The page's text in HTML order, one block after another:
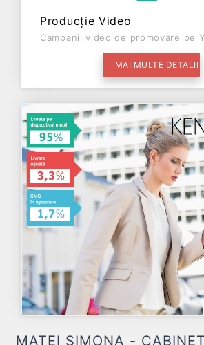
Producție Video
Campanii video de promovare pe
MAI MULTE DETALII
MATEI SIMONA -